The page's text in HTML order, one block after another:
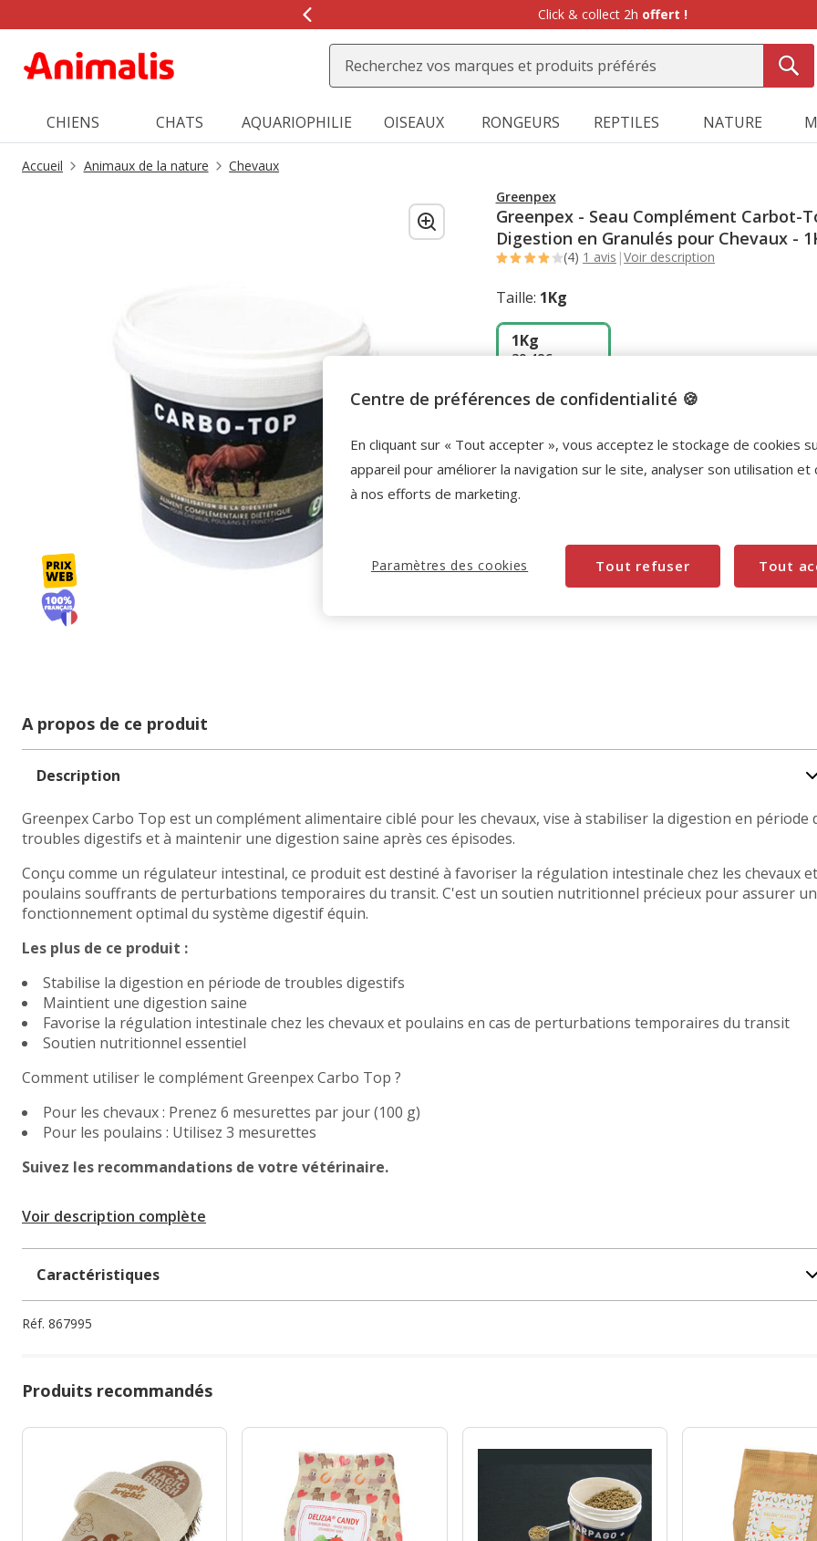
de
message,
Click & collect 2h offert !
CHIENS CHATS AQUARIOPHILIE OISEAUX RONGEURS REPTILES NATURE
Accueil Animaux de la nature
Chevaux
Greenpex
Greenpex - Seau Complément Carbot-
Digestion en Granulés pour Chevaux -
(4) 1 avis |Voir description
Taille: 1Kg
1Kg
39.48€
Promotion disponible
-10% sur votre première commande* avec votre
Carte Animalis. Offre non cumulable aux autres
WELCOME10 Copier
A propos de ce produit
Description
Greenpex Carbo Top est un complément alimentaire ciblé pour les chevaux, vise à stabiliser la digestion en période
troubles digestifs et à maintenir une digestion saine après ces épisodes.
Conçu comme un régulateur intestinal, ce produit est destiné à favoriser la régulation intestinale chez les chevaux et
poulains souffrants de perturbations temporaires du transit. C'est un soutien nutritionnel précieux pour assurer un
fonctionnement optimal du système digestif équin.
Les plus de ce produit :
Stabilise la digestion en période de troubles digestifs
Maintient une digestion saine
Favorise la régulation intestinale chez les chevaux et poulains en cas de perturbations temporaires du transit
Soutien nutritionnel essentiel
Comment utiliser le complément Greenpex Carbo Top ?
Pour les chevaux : Prenez 6 mesurettes par jour (100 g)
Pour les poulains : Utilisez 3 mesurettes
Suivez les recommandations de votre vétérinaire.
Voir description complète
Caractéristiques
Réf. 867995
Produits recommandés
Centre de préférences de confidentialité 🍪
En cliquant sur « Tout accepter », vous acceptez le stockage de cookies
appareil pour améliorer la navigation sur le site, analyser son utilisation et
à nos efforts de marketing.
Tout refuser Tout
Paramètres des cookies